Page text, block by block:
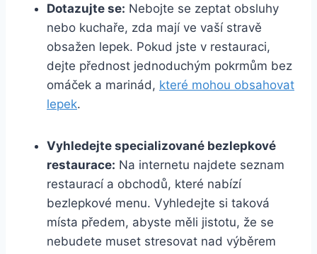
Dotazujte se: Nebojte se zeptat obsluhy
nebo kuchaře, zda mají ve vaší stravě
obsažen lepek. Pokud jste v restauraci,
dejte přednost jednoduchým pokrmům bez
omáček a marinád, které mohou obsahovat
lepek.
Vyhledejte specializované bezlepkové
restaurace: Na internetu najdete seznam
restaurací a obchodů, které nabízí
bezlepkové menu. Vyhledejte si taková
místa předem, abyste měli jistotu, že se
nebudete muset stresovat nad výběrem